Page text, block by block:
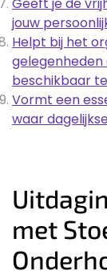
jouw
Helpt bij het
beschikbaar
Vormt een
waar
met